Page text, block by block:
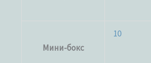
Мини-бокс
10